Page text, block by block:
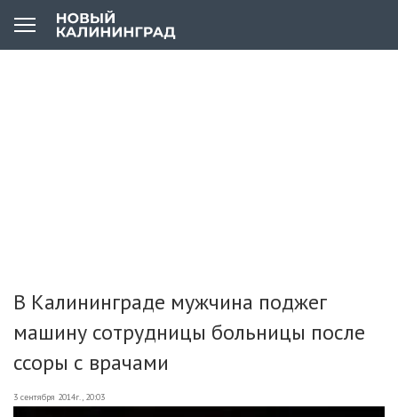
В Калининграде мужчина поджег
машину сотрудницы больницы после
ссоры с врачами
3 сентября 2014г., 20:03